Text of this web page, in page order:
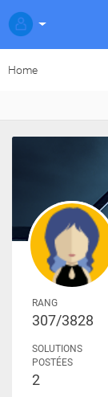
Home
RANG
307/3828
SOLUTIONS
POSTÉES
2